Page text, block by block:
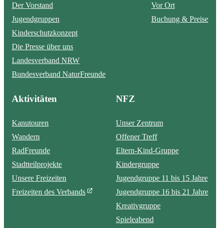
Der Vorstand
Jugendgruppen
Kinderschutzkonzept
Die Presse über uns
Landesverband NRW
Bundesverband NaturFreunde
Vor Ort
Buchung & Preise
Aktivitäten
Kanutouren
Wandern
RadFreunde
Stadtteilprojekte
Unsere Freizeiten
Freizeiten des Verbands
NFZ
Unser Zentrum
Offener Treff
Eltern-Kind-Gruppe
Kindergruppe
Jugendgruppe 11 bis 15 Jahre
Jugendgruppe 16 bis 21 Jahre
Kreativgruppe
Spieleabend